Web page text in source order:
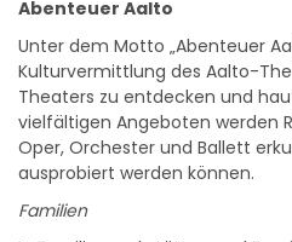
Kulturvermittlung des Aalto-
Theaters zu entdecken und
vielfältigen Angeboten werden
Oper, Orchester und Ballett
ausprobiert werden können.